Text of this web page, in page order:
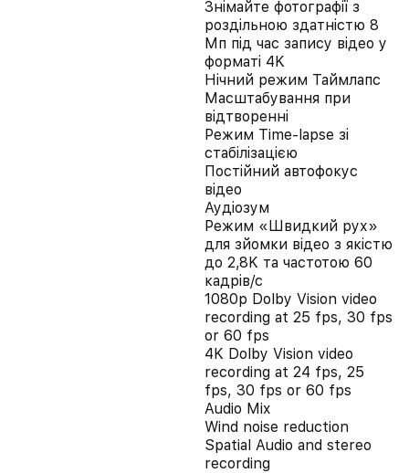
Знімайте фотографії з
роздільною здатністю 8
Мп під час запису відео у
форматі 4K
Нічний режим Таймлапс
Масштабування при
відтворенні
Режим Time‑lapse зі
стабілізацією
Постійний автофокус
відео
Аудіозум
Режим «Швидкий рух»
для зйомки відео з якістю
до 2,8K та частотою 60
кадрів/с
1080p Dolby Vision video
recording at 25 fps, 30 fps
or 60 fps
4K Dolby Vision video
recording at 24 fps, 25
fps, 30 fps or 60 fps
Audio Mix
Wind noise reduction
Spatial Audio and stereo
recording